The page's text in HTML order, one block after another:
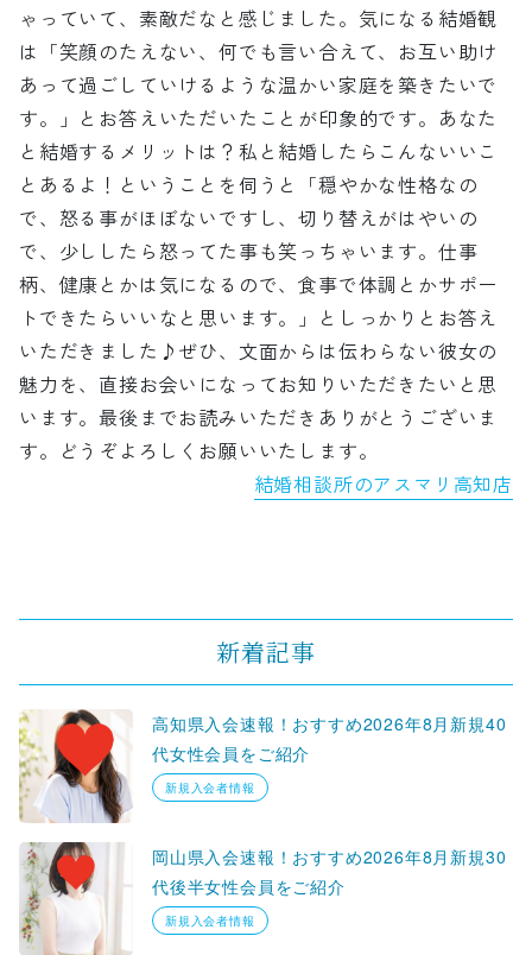
ゃっていて、素敵だなと感じました。気になる結婚観
は「笑顔のたえない、何でも言い合えて、お互い助け
あって過ごしていけるような温かい家庭を築きたいで
す。」とお答えいただいたことが印象的です。あなた
と結婚するメリットは？私と結婚したらこんないいこ
とあるよ！ということを伺うと「穏やかな性格なの
で、怒る事がほぼないですし、切り替えがはやいの
で、少ししたら怒ってた事も笑っちゃいます。仕事
柄、健康とかは気になるので、食事で体調とかサポー
トできたらいいなと思います。」としっかりとお答え
いただきました♪ぜひ、文面からは伝わらない彼女の
魅力を、直接お会いになってお知りいただきたいと思
います。最後までお読みいただきありがとうございま
す。どうぞよろしくお願いいたします。
結婚相談所のアスマリ高知店
新着記事
高知県入会速報！おすすめ2026年8月新規40
代女性会員をご紹介
新規入会者情報
岡山県入会速報！おすすめ2026年8月新規30
代後半女性会員をご紹介
新規入会者情報